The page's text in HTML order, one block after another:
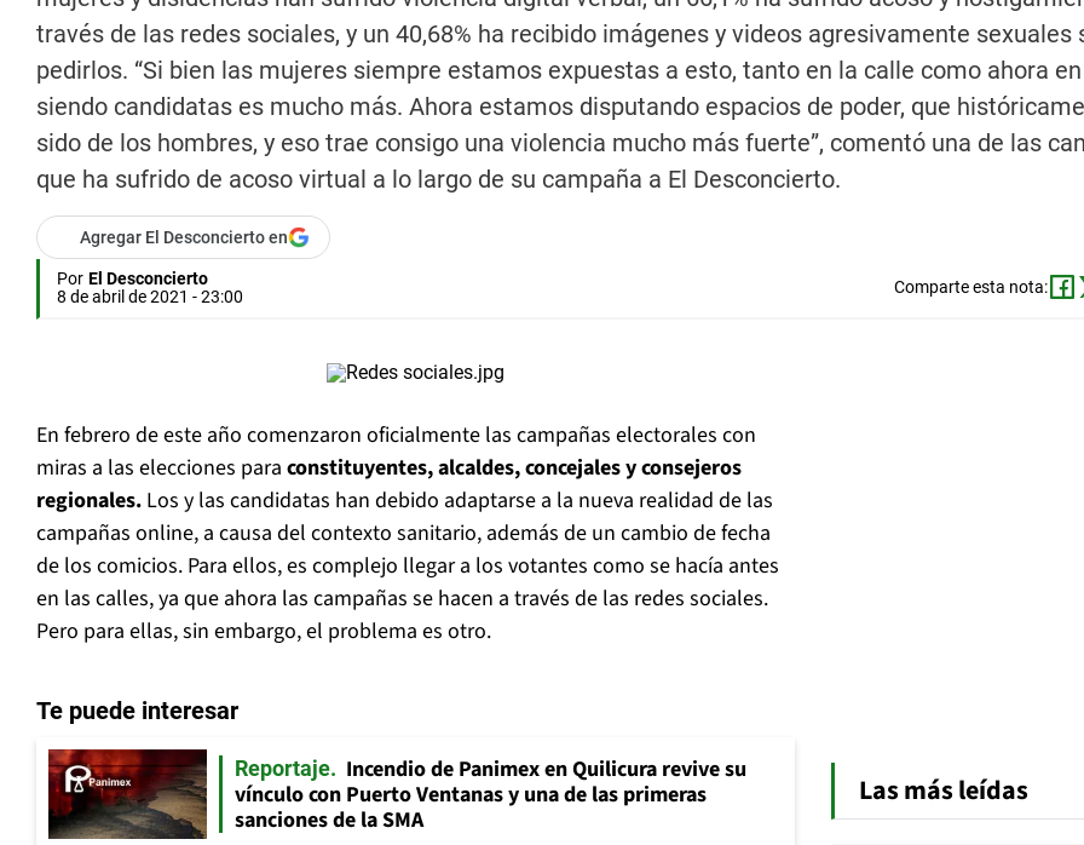
través de las redes sociales, y un 40,68% ha recibido imágenes y videos agresivamente sexuales
pedirlos. “Si bien las mujeres siempre estamos expuestas a esto, tanto en la calle como ahora
siendo candidatas es mucho más. Ahora estamos disputando espacios de poder, que
sido de los hombres, y eso trae consigo una violencia mucho más fuerte”, comentó una de las
que ha sufrido de acoso virtual a lo largo de su campaña a El Desconcierto.
Agregar El Desconcierto en
Por El Desconcierto
8 de abril de 2021 - 23:00
Comparte esta nota:
En febrero de este año comenzaron oficialmente las campañas electorales con
miras a las elecciones para constituyentes, alcaldes, concejales y consejeros
regionales. Los y las candidatas han debido adaptarse a la nueva realidad de las
campañas online, a causa del contexto sanitario, además de un cambio de fecha
de los comicios. Para ellos, es complejo llegar a los votantes como se hacía antes
en las calles, ya que ahora las campañas se hacen a través de las redes sociales.
Pero para ellas, sin embargo, el problema es otro.
Te puede interesar
Reportaje
Incendio de Panimex en Quilicura revive su
vínculo con Puerto Ventanas y una de las primeras
sanciones de la SMA
Las más leídas